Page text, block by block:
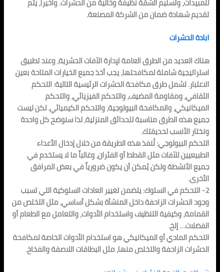
تقديم شهادة ضمان من الشركة المصنعة.
ابادة الحشرات
هناك العديد من الطرق العامة لإدارة الآفات الحشرية، وعند تطبيق
استراتيجية شاملة لمكافحتها، يجب أخذ جميع الخيارات المتاحة بعين
الاعتبار. تشمل طرق مكافحة الحشرات الرئيسية التالية: التحكم
الثقافي، ومقاومة المضيف، والتحكم الفيزيائي، والتحكم
الميكانيكي، والمكافحة البيولوجية، والتحكم الكيميائي. لكن ليست
جميع هذه الطرق مناسبة للحدائق المنزلية، لذا سنوضح كل واحدة
ونختار الأنسب لحديقتك.
التحكم البيولوجي: تُنفذ هذه الطريقة من خلال إدخال الأعداء
الطبيعيين للآفات مثل القطط أو الفئران، وغالباً ما لا يستخدم في
جميع الأنشطة ولكن يُمكن أن يكون ضرورياً في بعض المرافق
الأخرى.
2- التحكم في السلوك: يتضمن تغيير العادات السلوكية التي تسبب
وجود الحشرات الزاحفة داخل المنشأة بشكل أساسي، مثل التخلص من
القمامة، وكيفية التنظيف واستخدام الأدوات، والتعامل مع الطعام أو
الفضلات… إلخ.
التحكم المادي أو الميكانيكي هو استخدام الأدوات الخاصة لمكافحة
الحشرات الزاحفة والتخلص منها، مثل البطاقات اللاصقة والفخاخ.